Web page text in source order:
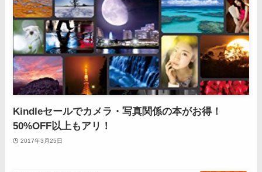
Kindleセールでカメラ・写真関係の本がお得！
50%OFF以上もアリ！
2017年3月25日